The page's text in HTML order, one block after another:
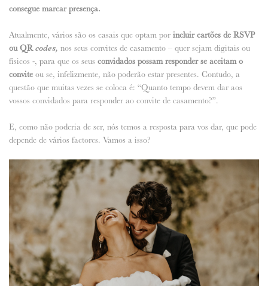
consegue marcar presença.
Atualmente, vários são os casais que optam por incluir cartões de RSVP
ou QR codes, nos seus convites de casamento – quer sejam digitais ou
físicos -, para que os seus convidados possam responder se aceitam o
convite ou se, infelizmente, não poderão estar presentes. Contudo, a
questão que muitas vezes se coloca é: “Quanto tempo devem dar aos
vossos convidados para responder ao convite de casamento?”.
E, como não poderia de ser, nós temos a resposta para vos dar, que pode
depende de vários factores. Vamos a isso?